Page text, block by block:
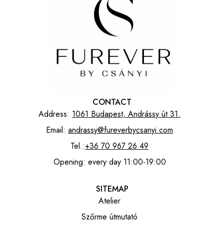
CONTACT
Address: 1061 Budapest, Andrássy út 31.
Email: andrassy@fureverbycsanyi.com
Tel.:+36 70 967 26 49
Opening: every day 11:00-19:00
SITEMAP
Atelier
Szőrme útmutató